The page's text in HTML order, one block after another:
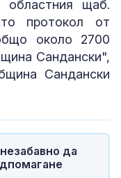
областния щаб.
протокол от
около 2700
Сандански",
Сандански
да